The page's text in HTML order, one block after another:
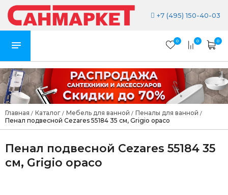
+7 (495) 150-40-03
0 0 0
Главная / Каталог / Мебель для ванной / Пеналы для ванной /
Пенал подвесной Cezares 55184 35 см, Grigio opaco
Пенал подвесной Cezares 55184 35
см, Grigio opaco